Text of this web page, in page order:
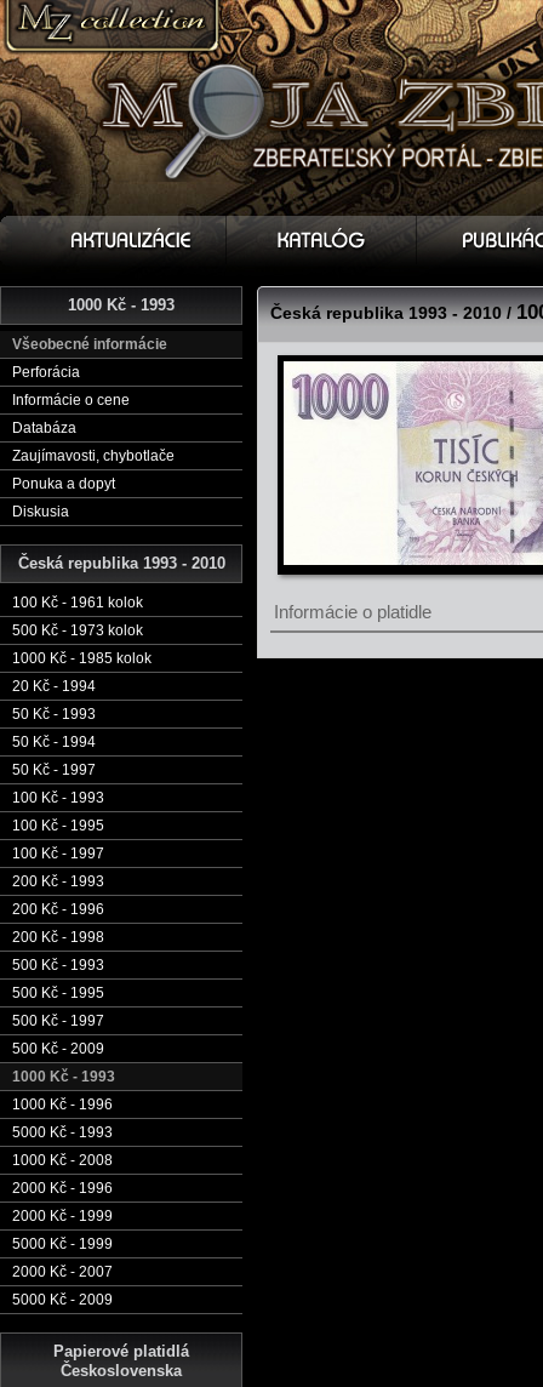
1000 Kč - 1993
Všeobecné informácie
Perforácia
Informácie o cene
Databáza
Zaujímavosti, chybotlače
Ponuka a dopyt
Diskusia
Česká republika 1993 - 2010
100 Kč - 1961 kolok
500 Kč - 1973 kolok
1000 Kč - 1985 kolok
20 Kč - 1994
50 Kč - 1993
50 Kč - 1994
50 Kč - 1997
100 Kč - 1993
100 Kč - 1995
100 Kč - 1997
200 Kč - 1993
200 Kč - 1996
200 Kč - 1998
500 Kč - 1993
500 Kč - 1995
500 Kč - 1997
500 Kč - 2009
1000 Kč - 1993
1000 Kč - 1996
5000 Kč - 1993
1000 Kč - 2008
2000 Kč - 1996
2000 Kč - 1999
5000 Kč - 1999
2000 Kč - 2007
5000 Kč - 2009
Papierové platidlá
Československa
Česká republika 1993 - 2010 /
Informácie o platidle